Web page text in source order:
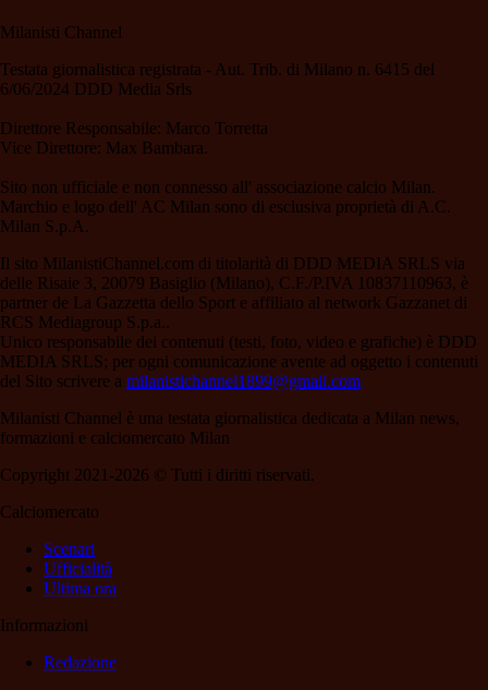
Milanisti Channel
Testata giornalistica registrata - Aut. Trib. di Milano n. 6415 del
6/06/2024 DDD Media Srls
Direttore Responsabile: Marco Torretta
Vice Direttore: Max Bambara.
Sito non ufficiale e non connesso all' associazione calcio Milan.
Marchio e logo dell' AC Milan sono di esclusiva proprietà di A.C.
Milan S.p.A.
Il sito MilanistiChannel.com di titolarità di DDD MEDIA SRLS via
delle Risaie 3, 20079 Basiglio (Milano), C.F./P.IVA 10837110963, è
partner de La Gazzetta dello Sport e affiliato al network Gazzanet di
RCS Mediagroup S.p.a..
Unico responsabile dei contenuti (testi, foto, video e grafiche) è DDD
MEDIA SRLS; per ogni comunicazione avente ad oggetto i contenuti
del Sito scrivere a milanistichannel1899@gmail.com
Milanisti Channel è una testata giornalistica dedicata a Milan news,
formazioni e calciomercato Milan
Copyright 2021-2026 © Tutti i diritti riservati.
Calciomercato
Scenari
Ufficialità
Ultima ora
Informazioni
Redazione